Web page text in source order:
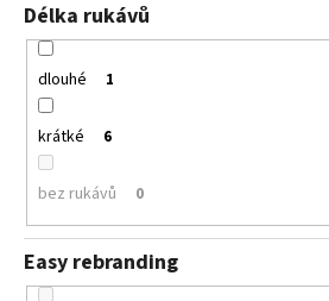
Délka rukávů
dlouhé 1
krátké 6
bez rukávů 0
Easy rebranding